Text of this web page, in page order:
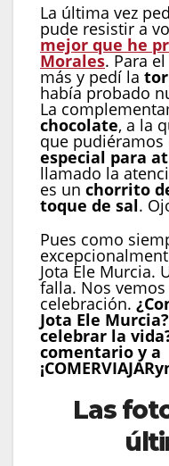
La última vez
pude resistir a
mejor que he
Morales. Para
más y pedí la
había probado
La
chocolate, a la
que
especial para
llamado la
es un chorrito
toque de sal.
Pues como
Jota Ele Murcia.
falla. Nos
celebración.
Jota Ele
celebrar la
comentario y a
Las